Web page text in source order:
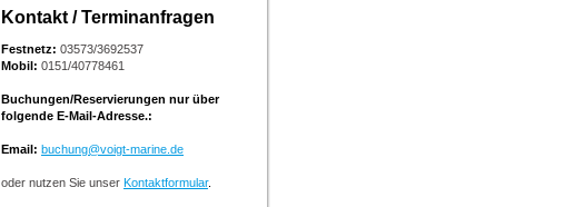
Kontakt / Terminanfragen
Festnetz: 03573/3692537
Mobil: 0151/40778461
Buchungen/Reservierungen nur über
folgende E-Mail-Adresse.:
Email: buchung@voigt-marine.de
oder nutzen Sie unser Kontaktformular.